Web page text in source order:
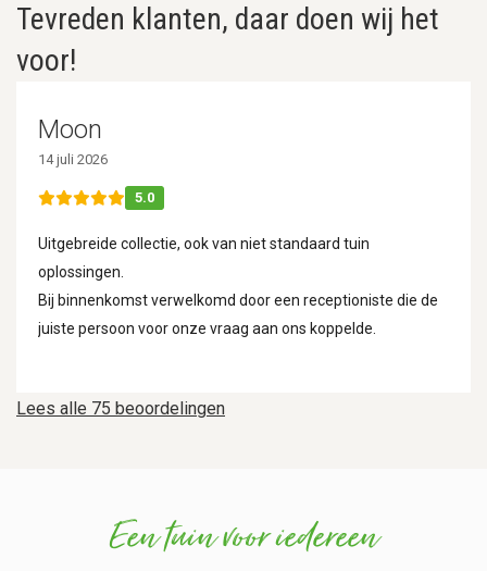
Tevreden klanten, daar doen wij het
voor!
Lees alle 75 beoordelingen
Moon
14 juli 2026
5.0
Uitgebreide collectie, ook van niet standaard tuin
oplossingen.
Bij binnenkomst verwelkomd door een receptioniste die de
juiste persoon voor onze vraag aan ons koppelde.
Een tuin voor iedereen